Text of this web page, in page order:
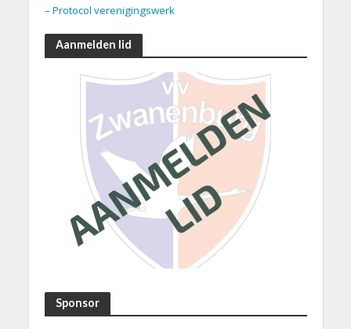
– Protocol verenigingswerk
Aanmelden lid
Sponsor